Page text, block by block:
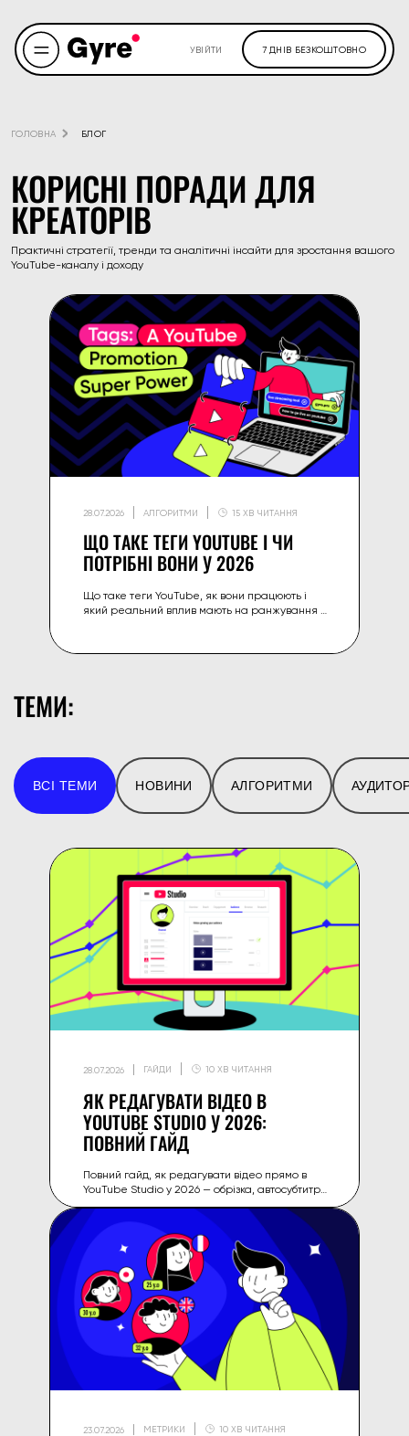
УВІЙТИ 7 ДНІВ БЕЗКОШТОВНО
ГОЛОВНА БЛОГ
КОРИСНІ ПОРАДИ ДЛЯ
КРЕАТОРІВ
Практичні стратегії, тренди та аналітичні інсайти для зростання вашого
YouTube-каналу і доходу
28.07.2026 АЛГОРИТМИ 15 ХВ ЧИТАННЯ
ЩО ТАКЕ ТЕГИ YOUTUBE І ЧИ
ПОТРІБНІ ВОНИ У 2026
Що таке теги YouTube, як вони працюють і
який реальний вплив мають на ранжування у
ТЕМИ:
ВСІ ТЕМИ НОВИНИ АЛГОРИТМИ
28.07.2026 ГАЙДИ 10 ХВ ЧИТАННЯ
ЯК РЕДАГУВАТИ ВІДЕО В
YOUTUBE STUDIO У 2026:
ПОВНИЙ ГАЙД
Повний гайд, як редагувати відео прямо в
YouTube Studio у 2026 — обрізка, автосубтитри,
розмиття, розділи (chapters) і більше без
стороннього софту.
23.07.2026 МЕТРИКИ 10 ХВ ЧИТАННЯ